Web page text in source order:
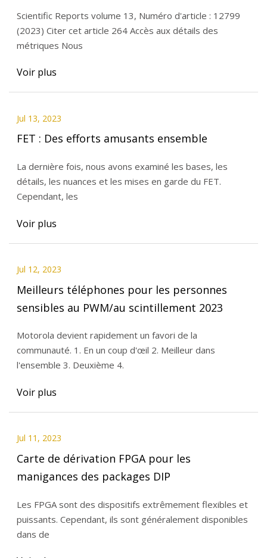
Scientific Reports volume 13, Numéro d'article : 12799
(2023) Citer cet article 264 Accès aux détails des
métriques Nous
Voir plus
Jul 13, 2023
FET : Des efforts amusants ensemble
La dernière fois, nous avons examiné les bases, les
détails, les nuances et les mises en garde du FET.
Cependant, les
Voir plus
Jul 12, 2023
Meilleurs téléphones pour les personnes
sensibles au PWM/au scintillement 2023
Motorola devient rapidement un favori de la
communauté. 1. En un coup d'œil 2. Meilleur dans
l'ensemble 3. Deuxième 4.
Voir plus
Jul 11, 2023
Carte de dérivation FPGA pour les
manigances des packages DIP
Les FPGA sont des dispositifs extrêmement flexibles et
puissants. Cependant, ils sont généralement disponibles
dans de